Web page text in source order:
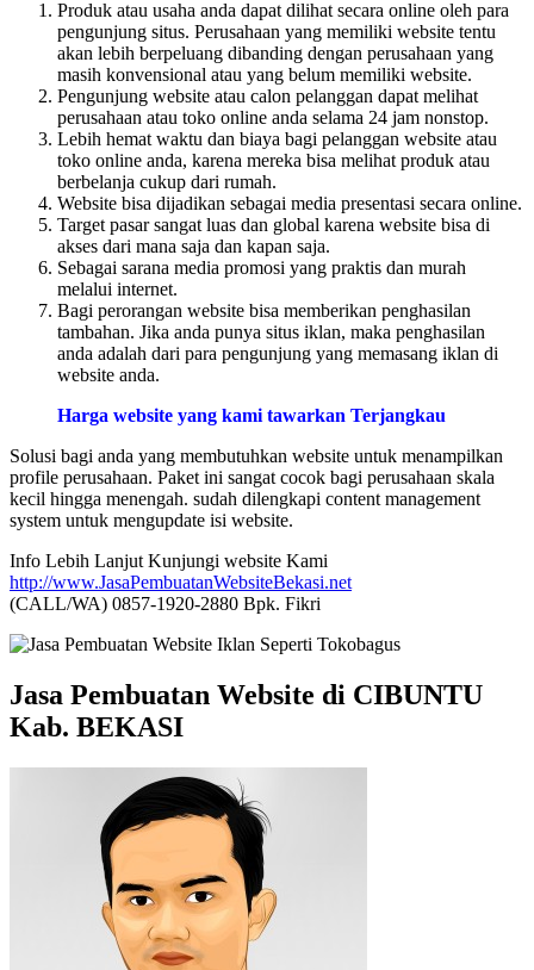
Produk atau usaha anda dapat dilihat secara online oleh para
pengunjung situs. Perusahaan yang memiliki website tentu
akan lebih berpeluang dibanding dengan perusahaan yang
masih konvensional atau yang belum memiliki website.
Pengunjung website atau calon pelanggan dapat melihat
perusahaan atau toko online anda selama 24 jam nonstop.
Lebih hemat waktu dan biaya bagi pelanggan website atau
toko online anda, karena mereka bisa melihat produk atau
berbelanja cukup dari rumah.
Website bisa dijadikan sebagai media presentasi secara online.
Target pasar sangat luas dan global karena website bisa di
akses dari mana saja dan kapan saja.
Sebagai sarana media promosi yang praktis dan murah
melalui internet.
Bagi perorangan website bisa memberikan penghasilan
tambahan. Jika anda punya situs iklan, maka penghasilan
anda adalah dari para pengunjung yang memasang iklan di
website anda.
Harga website yang kami tawarkan Terjangkau
Solusi bagi anda yang membutuhkan website untuk menampilkan
profile perusahaan. Paket ini sangat cocok bagi perusahaan skala
kecil hingga menengah. sudah dilengkapi content management
system untuk mengupdate isi website.
Info Lebih Lanjut Kunjungi website Kami
http://www.JasaPembuatanWebsiteBekasi.net
(CALL/WA) 0857-1920-2880 Bpk. Fikri
Jasa Pembuatan Website di CIBUNTU
Kab. BEKASI